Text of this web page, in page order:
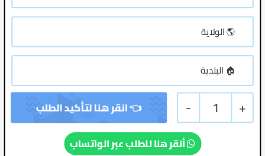
+
1
-
أنقر هنا للطلب عبر الواتساب